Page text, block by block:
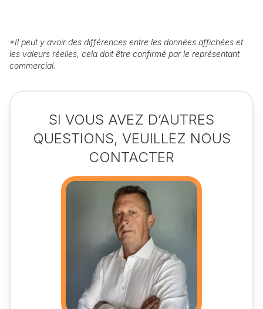
*Il peut y avoir des différences entre les données affichées et
les valeurs réelles, cela doit être confirmé par le représentant
commercial.
SI VOUS AVEZ D’AUTRES
QUESTIONS, VEUILLEZ NOUS
CONTACTER